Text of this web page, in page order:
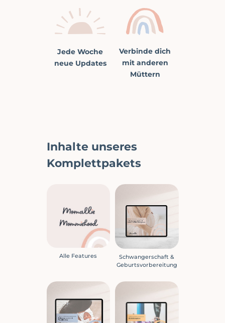
Jede Woche
neue Updates
Verbinde dich
mit anderen
Müttern
Inhalte unseres
Komplettpakets
Alle Features
Schwangerschaft &
Geburtsvorbereitung